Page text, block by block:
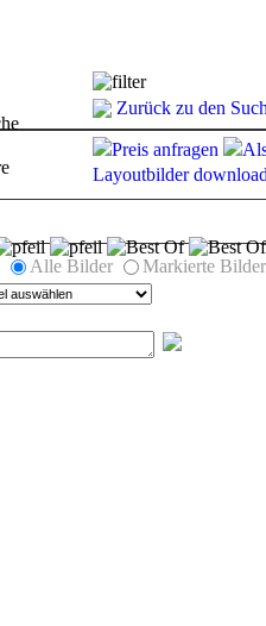
Zurück zu den
Preis anfragen
Layoutbilder
Alle Bilder Markierte Bilder